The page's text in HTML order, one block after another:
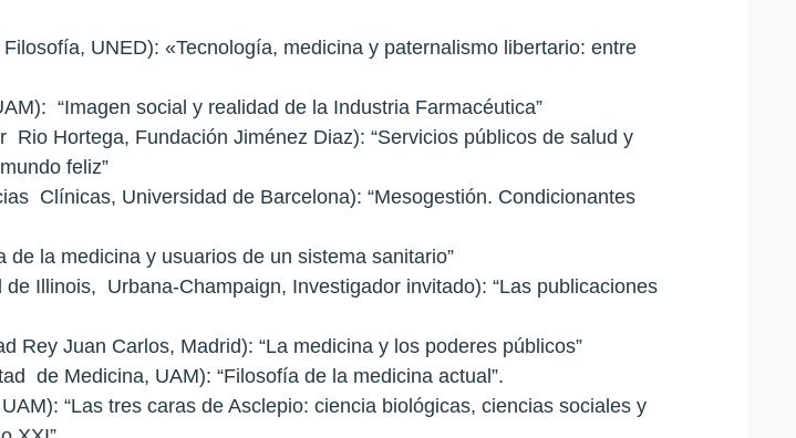
UNED): «Tecnología, medicina y paternalismo libertario: entre
“Imagen social y realidad de la Industria Farmacéutica”
Rio Hortega, Fundación Jiménez Diaz): “Servicios públicos de salud y
feliz”
Clínicas, Universidad de Barcelona): “Mesogestión. Condicionantes
de la medicina y usuarios de un sistema sanitario”
Illinois, Urbana-Champaign, Investigador invitado): “Las publicaciones
Rey Juan Carlos, Madrid): “La medicina y los poderes públicos”
de Medicina, UAM): “Filosofía de la medicina actual”.
“Las tres caras de Asclepio: ciencia biológicas, ciencias sociales y